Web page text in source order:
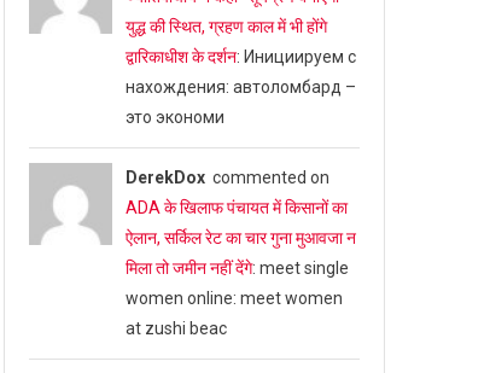
युद्ध की स्थित, ग्रहण काल में भी होंगे
द्वारिकाधीश के दर्शन: Инициируем с
нахождения: автоломбард –
это экономи
DerekDoxcommented on
ADA के खिलाफ पंचायत में किसानों का
ऐलान, सर्किल रेट का चार गुना मुआवजा न
मिला तो जमीन नहीं देंगे: meet single
women online: meet women
at zushi beac